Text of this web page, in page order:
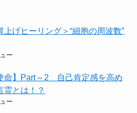
上げヒーリング＞​“細胞の周波数”
ー
命】Part – 2 自己肯定感を高め
霊とは！？
ー